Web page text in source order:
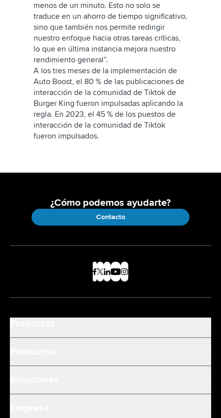
menos de un minuto. Esto no solo se
traduce en un ahorro de tiempo significativo,
sino que también nos permite redirigir
nuestro enfoque hacia otras tareas críticas,
lo que en última instancia mejora nuestro
rendimiento general”.
A los tres meses de la implementación de
Auto Boost, el 80 % de las publicaciones de
interacción de la comunidad de Tiktok de
Burger King fueron impulsadas aplicando la
regla. En 2023, el 45 % de los puestos de
interacción de la comunidad de Tiktok
fueron impulsados.
¿Cómo podemos ayudarte?
Contacto